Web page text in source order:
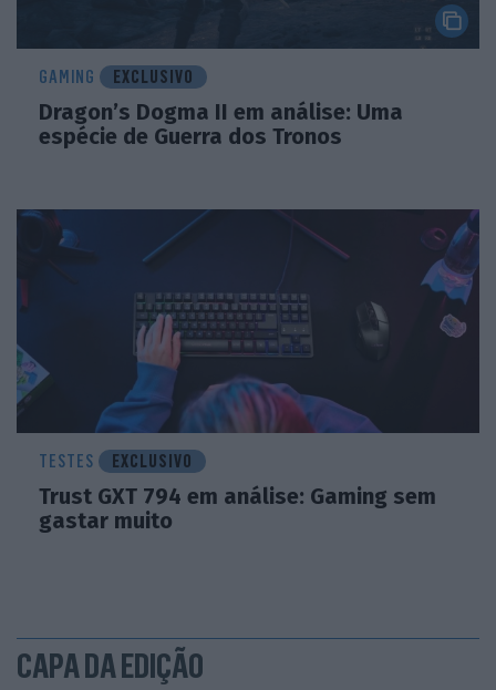
GAMING EXCLUSIVO
Dragon’s Dogma II em análise: Uma
espécie de Guerra dos Tronos
TESTES EXCLUSIVO
Trust GXT 794 em análise: Gaming sem
gastar muito
CAPA DA EDIÇÃO